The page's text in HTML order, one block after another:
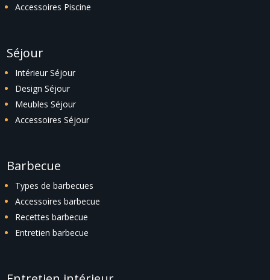
Accessoires Piscine
Séjour
Intérieur Séjour
Design Séjour
Meubles Séjour
Accessoires Séjour
Barbecue
Types de barbecues
Accessoires barbecue
Recettes barbecue
Entretien barbecue